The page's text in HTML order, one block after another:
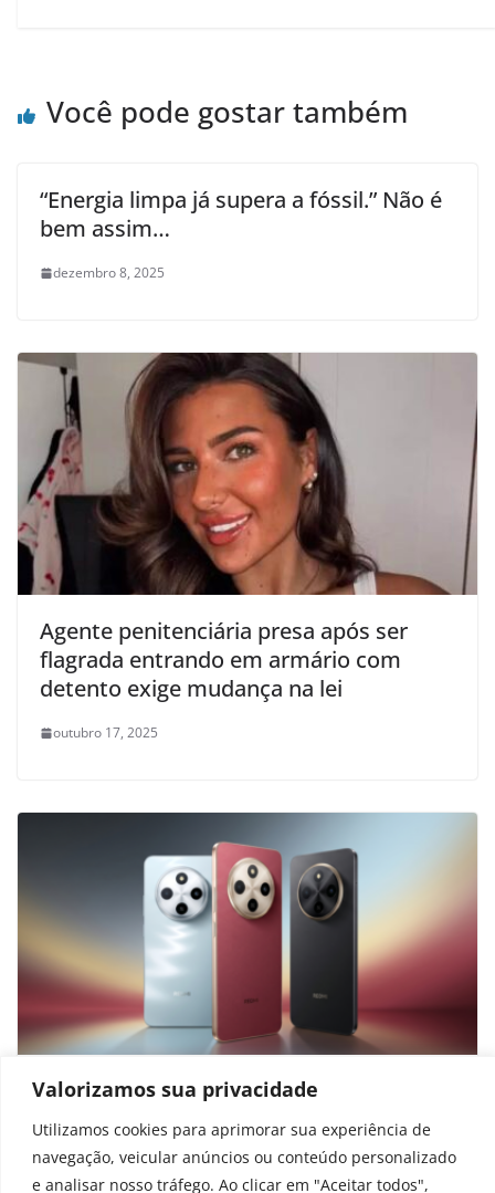
Valorizamos sua privacidade
Utilizamos cookies para aprimorar sua experiência de
navegação, veicular anúncios ou conteúdo personalizado
e analisar nosso tráfego. Ao clicar em "Aceitar todos",
Você pode gostar também
“Energia limpa já supera a fóssil.” Não é
bem assim…
dezembro 8, 2025
Agente penitenciária presa após ser
flagrada entrando em armário com
detento exige mudança na lei
outubro 17, 2025
Xiaomi revela Redmi baratinho com
cara de top de linha; veja o que traz
junho 24, 2026